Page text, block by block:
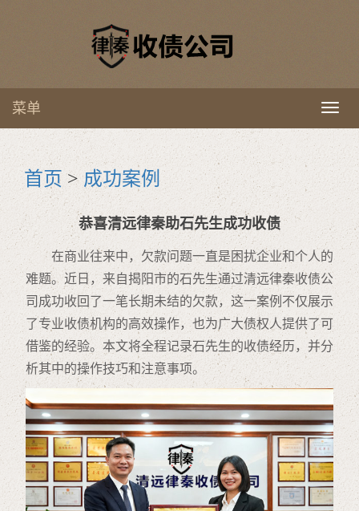
菜单
首页 >成功案例
恭喜清远律秦助石先生成功收债
在商业往来中，欠款问题一直是困扰企业和个人的
难题。近日，来自揭阳市的石先生通过清远律秦收债公
司成功收回了一笔长期未结的欠款，这一案例不仅展示
了专业收债机构的高效操作，也为广大债权人提供了可
借鉴的经验。本文将全程记录石先生的收债经历，并分
析其中的操作技巧和注意事项。